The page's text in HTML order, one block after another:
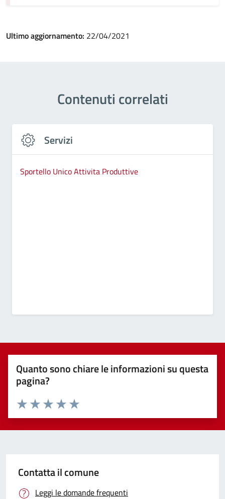
Ultimo aggiornamento: 22/04/2021
Contenuti correlati
Servizi
Sportello Unico Attivita Produttive
Quanto sono chiare le informazioni su questa
pagina?
Valuta 5 stelle su 5
Valuta 4 stelle su 5
Valuta 3 stelle su 5
Valuta 2 stelle su 5
Valuta 1 stelle su 5
Contatta il comune
Leggi le domande frequenti